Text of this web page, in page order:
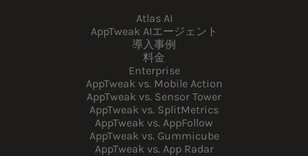
Atlas AI
AppTweak AIエージェント
導入事例
料金
Enterprise
AppTweak vs. Mobile Action
AppTweak vs. Sensor Tower
AppTweak vs. SplitMetrics
AppTweak vs. AppFollow
AppTweak vs. Gummicube
AppTweak vs. App Radar